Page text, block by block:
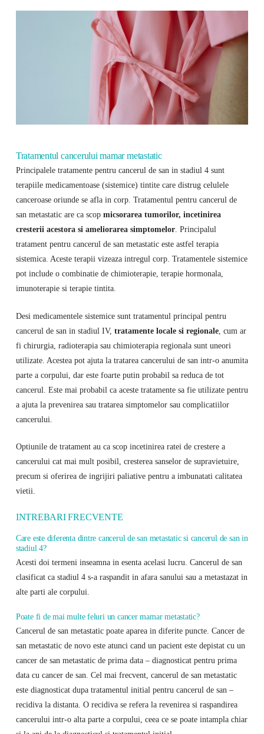
Tratamentul cancerului mamar metastatic
Principalele tratamente pentru cancerul de san in stadiul 4 sunt
terapiile medicamentoase (sistemice) tintite care distrug celulele
canceroase oriunde se afla in corp. Tratamentul pentru cancerul de
san metastatic are ca scopmicsorarea tumorilor, incetinirea
cresterii acestora si ameliorarea simptomelor. Principalul
tratament pentru cancerul de san metastatic este astfel terapia
sistemica. Aceste terapii vizeaza intregul corp. Tratamentele sistemice
pot include o combinatie de chimioterapie, terapie hormonala,
imunoterapie si terapie tintita.
Desi medicamentele sistemice sunt tratamentul principal pentru
cancerul de san in stadiul IV, tratamente locale si regionale, cum ar
fi chirurgia, radioterapia sau chimioterapia regionala sunt uneori
utilizate. Acestea pot ajuta la tratarea cancerului de san intr-o anumita
parte a corpului, dar este foarte putin probabil sa reduca de tot
cancerul. Este mai probabil ca aceste tratamente sa fie utilizate pentru
a ajuta la prevenirea sau tratarea simptomelor sau complicatiilor
cancerului.
Optiunile de tratament au ca scop incetinirea ratei de crestere a
cancerului cat mai mult posibil, cresterea sanselor de supravietuire,
precum si oferirea de ingrijiri paliative pentru a imbunatati calitatea
vietii.
INTREBARI FRECVENTE
Care este diferenta dintre cancerul de san metastatic si cancerul de san in
stadiul 4?
Acesti doi termeni inseamna in esenta acelasi lucru. Cancerul de san
clasificat ca stadiul 4 s-a raspandit in afara sanului sau a metastazat in
alte parti ale corpului.
Poate fi de mai multe feluri un cancer mamar metastatic?
Cancerul de san metastatic poate aparea in diferite puncte. Cancer de
san metastatic de novo este atunci cand un pacient este depistat cu un
cancer de san metastatic de prima data – diagnosticat pentru prima
data cu cancer de san. Cel mai frecvent, cancerul de san metastatic
este diagnosticat dupa tratamentul initial pentru cancerul de san –
recidiva la distanta. O recidiva se refera la revenirea si raspandirea
cancerului intr-o alta parte a corpului, ceea ce se poate intampla chiar